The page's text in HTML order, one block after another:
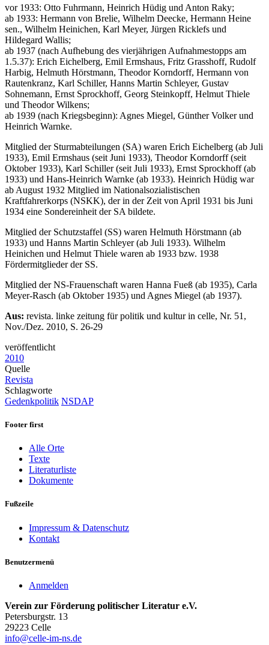
vor 1933: Otto Fuhrmann, Heinrich Hüdig und Anton Raky;
ab 1933: Hermann von Brelie, Wilhelm Deecke, Hermann Heine
sen., Wilhelm Heinichen, Karl Meyer, Jürgen Ricklefs und
Hildegard Wallis;
ab 1937 (nach Aufhebung des vierjährigen Aufnahmestopps am
1.5.37): Erich Eichelberg, Emil Ermshaus, Fritz Grasshoff, Rudolf
Harbig, Helmuth Hörstmann, Theodor Korndorff, Hermann von
Rautenkranz, Karl Schiller, Hanns Martin Schleyer, Gustav
Sohnemann, Ernst Sprockhoff, Georg Steinkopff, Helmut Thiele
und Theodor Wilkens;
ab 1939 (nach Kriegsbeginn): Agnes Miegel, Günther Volker und
Heinrich Warnke.
Mitglied der Sturmabteilungen (SA) waren Erich Eichelberg (ab Juli
1933), Emil Ermshaus (seit Juni 1933), Theodor Korndorff (seit
Oktober 1933), Karl Schiller (seit Juli 1933), Ernst Sprockhoff (ab
1933) und Hans-Heinrich Warnke (ab 1933). Heinrich Hüdig war
ab August 1932 Mitglied im Nationalsozialistischen
Kraftfahrerkorps (NSKK), der in der Zeit von April 1931 bis Juni
1934 eine Sondereinheit der SA bildete.
Mitglied der Schutzstaffel (SS) waren Helmuth Hörstmann (ab
1933) und Hanns Martin Schleyer (ab Juli 1933). Wilhelm
Heinichen und Helmut Thiele waren ab 1933 bzw. 1938
Fördermitglieder der SS.
Mitglied der NS-Frauenschaft waren Hanna Fueß (ab 1935), Carla
Meyer-Rasch (ab Oktober 1935) und Agnes Miegel (ab 1937).
Aus: revista. linke zeitung für politik und kultur in celle, Nr. 51,
Nov./Dez. 2010, S. 26-29
veröffentlicht
2010
Quelle
Revista
Schlagworte
Gedenkpolitik NSDAP
Footer first
Alle Orte
Texte
Literaturliste
Dokumente
Fußzeile
Impressum & Datenschutz
Kontakt
Benutzermenü
Anmelden
Verein zur Förderung politischer Literatur e.V.
Petersburgstr. 13
29223 Celle
info@celle-im-ns.de